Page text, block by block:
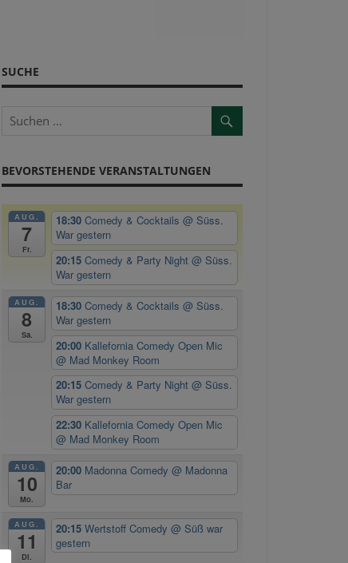
SUCHE
BEVORSTEHENDE VERANSTALTUNGEN
AUG.
7
Fr.
18:30Comedy & Cocktails@ Süss.
War gestern
20:15Comedy & Party Night@ Süss.
War gestern
AUG.
8
Sa.
18:30Comedy & Cocktails@ Süss.
War gestern
20:00 Kallefornia Comedy Open Mic
@ Mad Monkey Room
20:15Comedy & Party Night@ Süss.
War gestern
22:30 Kallefornia Comedy Open Mic
@ Mad Monkey Room
AUG.
10
Mo.
20:00 Madonna Comedy@ Madonna
Bar
AUG.
11
Di.
20:15Wertstoff Comedy@ Süß war
gestern